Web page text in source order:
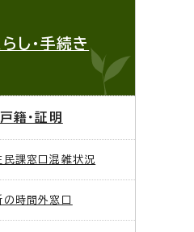
らし・手続き
籍・証明
民課窓口混雑状況
の時間外窓口